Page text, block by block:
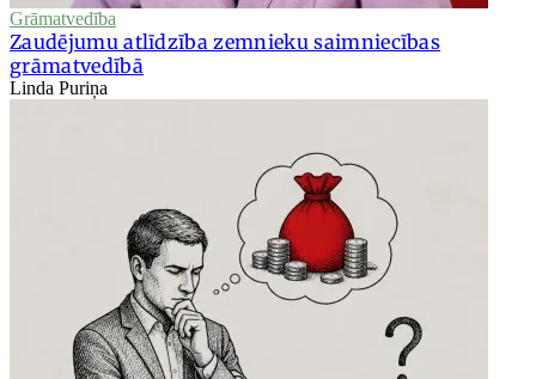
Grāmatvedība
Zaudējumu atlīdzība zemnieku saimniecības
grāmatvedībā
Linda Puriņa